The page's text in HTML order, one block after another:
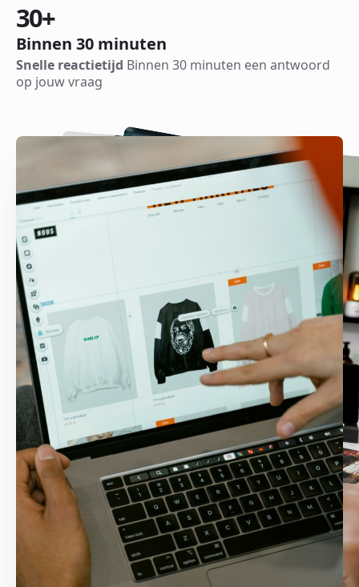
30+
Binnen 30 minuten
Snelle reactietijd Binnen 30 minuten een antwoord
op jouw vraag